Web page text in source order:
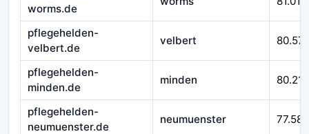
worms.de
pflegehelden-
velbert.de
velbert
pflegehelden-
minden.de
minden 80.212
pflegehelden-
neumuenster.de
neumuenster 77.588